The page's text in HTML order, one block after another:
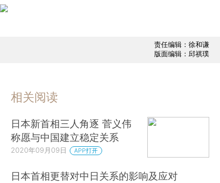
责任编辑：徐和谦
版面编辑：邱祺璞
相关阅读
日本新首相三人角逐 菅义伟
称愿与中国建立稳定关系
2020年09月09日 APP打开
日本首相更替对中日关系的影响及应对